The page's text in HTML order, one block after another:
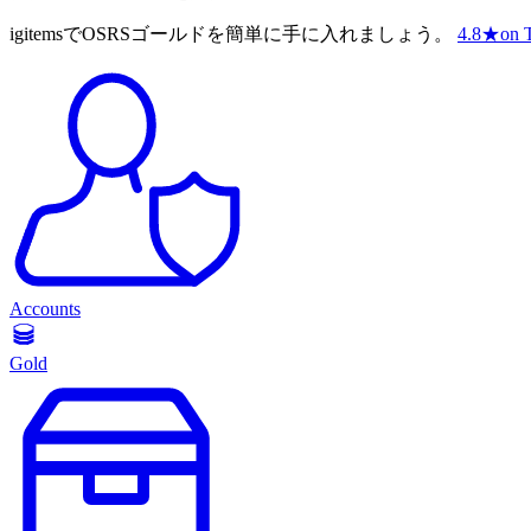
igitemsでOSRSゴールドを簡単に手に入れましょう。 4.8★on
Accounts
Gold